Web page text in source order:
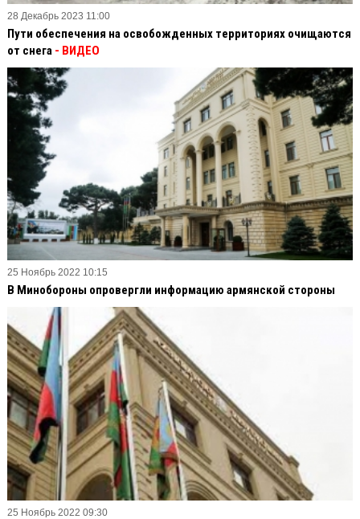
28 Декабрь 2023 11:00
Пути обеспечения на освобожденных территориях очищаются
от снега - ВИДЕО
25 Ноябрь 2022 10:15
В Минобороны опровергли информацию армянской стороны
25 Ноябрь 2022 09:30